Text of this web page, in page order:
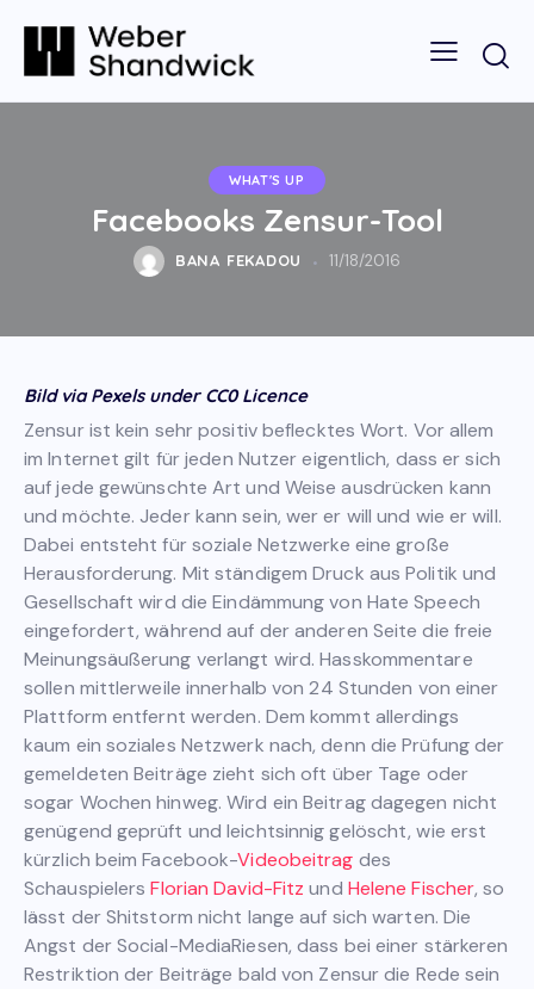
WHAT'S UP
Facebooks Zensur-Tool
BANA FEKADOU 11/18/2016
Bild via Pexels under CC0 Licence
Zensur ist kein sehr positiv beflecktes Wort. Vor allem
im Internet gilt für jeden Nutzer eigentlich, dass er sich
auf jede gewünschte Art und Weise ausdrücken kann
und möchte. Jeder kann sein, wer er will und wie er will.
Dabei entsteht für soziale Netzwerke eine große
Herausforderung. Mit ständigem Druck aus Politik und
Gesellschaft wird die Eindämmung von Hate Speech
eingefordert, während auf der anderen Seite die freie
Meinungsäußerung verlangt wird. Hasskommentare
sollen mittlerweile innerhalb von 24 Stunden von einer
Plattform entfernt werden. Dem kommt allerdings
kaum ein soziales Netzwerk nach, denn die Prüfung der
gemeldeten Beiträge zieht sich oft über Tage oder
sogar Wochen hinweg. Wird ein Beitrag dagegen nicht
genügend geprüft und leichtsinnig gelöscht, wie erst
kürzlich beim Facebook-Videobeitrag des
SchauspielersFlorian David-Fitz und Helene Fischer, so
lässt der Shitstorm nicht lange auf sich warten. Die
Angst der Social-MediaRiesen, dass bei einer stärkeren
Restriktion der Beiträge bald von Zensur die Rede sein